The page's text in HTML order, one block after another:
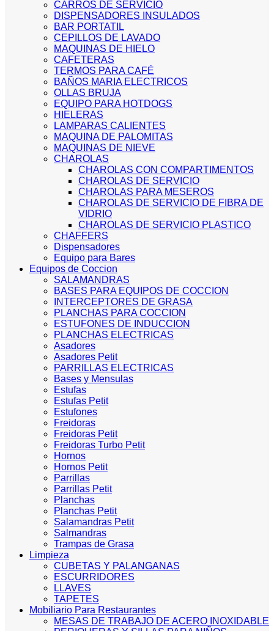
CARROS DE SERVICIO
DISPENSADORES INSULADOS
BAR PORTATIL
CEPILLOS DE LAVADO
MAQUINAS DE HIELO
CAFETERAS
TERMOS PARA CAFÉ
BAÑOS MARIA ELECTRICOS
OLLAS BRUJA
EQUIPO PARA HOTDOGS
HIELERAS
LAMPARAS CALIENTES
MAQUINA DE PALOMITAS
MAQUINAS DE NIEVE
CHAROLAS
CHAROLAS CON COMPARTIMENTOS
CHAROLAS DE SERVICIO
CHAROLAS PARA MESEROS
CHAROLAS DE SERVICIO DE FIBRA DE
VIDRIO
CHAROLAS DE SERVICIO PLASTICO
CHAFFERS
Dispensadores
Equipo para Bares
Equipos de Coccion
SALAMANDRAS
BASES PARA EQUIPOS DE COCCION
INTERCEPTORES DE GRASA
PLANCHAS PARA COCCION
ESTUFONES DE INDUCCION
PLANCHAS ELECTRICAS
Asadores
Asadores Petit
PARRILLAS ELECTRICAS
Bases y Mensulas
Estufas
Estufas Petit
Estufones
Freidoras
Freidoras Petit
Freidoras Turbo Petit
Hornos
Hornos Petit
Parrillas
Parrillas Petit
Planchas
Planchas Petit
Salamandras Petit
Salmandras
Trampas de Grasa
Limpieza
CUBETAS Y PALANGANAS
ESCURRIDORES
LLAVES
TAPETES
Mobiliario Para Restaurantes
MESAS DE TRABAJO DE ACERO INOXIDABLE